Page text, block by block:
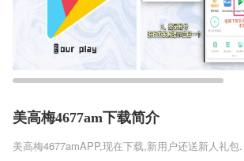
美高梅4677am下载简介
美高梅4677amAPP,现在下载,新用户还送新人礼包.